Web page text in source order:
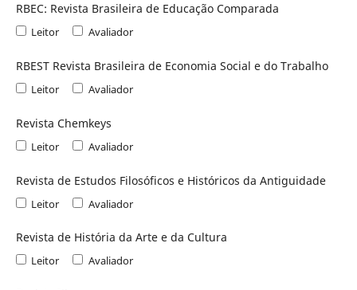
RBEC: Revista Brasileira de Educação Comparada
Leitor Avaliador
RBEST Revista Brasileira de Economia Social e do Trabalho
Leitor Avaliador
Revista Chemkeys
Leitor Avaliador
Revista de Estudos Filosóficos e Históricos da Antiguidade
Leitor Avaliador
Revista de História da Arte e da Cultura
Leitor Avaliador